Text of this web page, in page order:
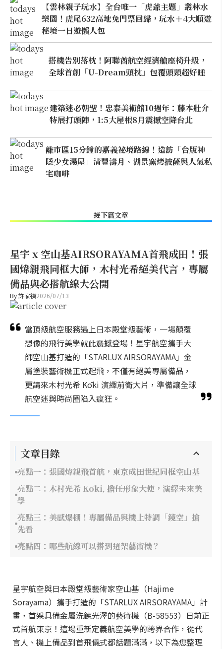
【雲林親子玩水】全台唯一「虎爺主題」叢林水
樂園！虎尾632高地免門票回歸，玩水＋4大順遊
秘境一日遊懶人包
搭機告別落枕！阿聯酋航空經濟艙座椅升級，
全球首創「U-Dream頭枕」包覆頭頸超好睡
建築迷必朝聖！忠泰美術館10週年：藤本壯介
特展打頭陣，1:5大屋根8月震撼空降台北
離市區15分鐘的嘉義祕境路線！造訪「台版神
隱少女湯屋」清豐濤月、湖景窯烤披薩與人氣私
宅咖啡
接下篇文章
星宇 x 空山基AIRSORAYAMA首飛成田！張
國煒親飛同框大師，木村光希絕美代言，專屬
備品與必搭航線大公開
By許家禎2026/07/13
當頂級航空服務遇上日本殿堂級藝術，一場顛覆
想像的飛行美學就此震撼登場！星宇航空攜手大
師空山基打造的「STARLUX AIRSORAYAMA」金
屬塗裝藝術機正式起飛，不僅有絕美專屬備品，
更請來木村光希 Kōki 演繹前衛大片，準備讓全球
航空迷與時尚圈陷入瘋狂。
文章目錄
亮點一：張國煒親飛首航，東京成田世紀同框空山基
亮點二：木村光希 Kōki, 擔任形象大使，演繹未來美
學
亮點三：美感爆棚！專屬備品與機上特調「鏡空」搶
先看
亮點四：哪些航線可以搭到這架藝術機？
星宇航空與日本殿堂級藝術家空山基（Hajime
Sorayama）攜手打造的「STARLUX AIRSORAYAMA」計
畫，首架具備金屬洗鍊光澤的藝術機（B-58553）日前正
式首航東京！這場重新定義航空美學的跨界合作，從代
言人、機上備品到首飛儀式都話題滿滿，以下為您整理